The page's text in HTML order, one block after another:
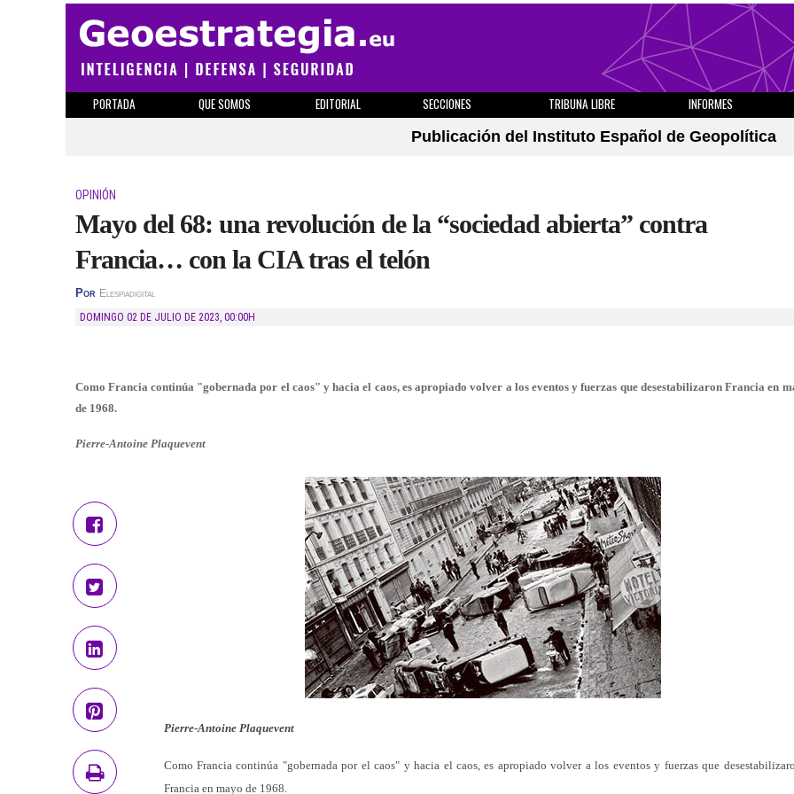
PORTADA QUE SOMOS EDITORIAL SECCIONES TRIBUNA LIBRE
INFORMES
Publicación del Instituto Español de Geopolítica
OPINIÓN
Mayo del 68: una revolución de la “sociedad abierta” contra
Francia… con la CIA tras el telón
Por Elespiadigital
DOMINGO 02 DE JULIO DE 2023, 00:00H
Como Francia continúa "gobernada por el caos" y hacia el caos, es apropiado volver a los eventos y fuerzas que desestabilizaron Francia en
de 1968.
Pierre-Antoine Plaquevent
Pierre-Antoine Plaquevent
Como Francia continúa "gobernada por el caos" y hacia el caos, es apropiado volver a los eventos y fuerzas que
Francia en mayo de 1968.